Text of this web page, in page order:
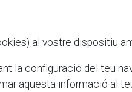
al vostre dispositiu
la configuració del teu
aquesta informació al